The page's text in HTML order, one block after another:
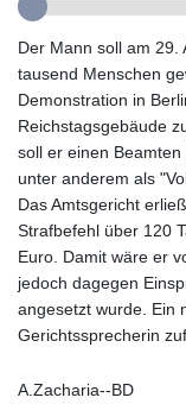
Der Mann soll am 29.
tausend Menschen
Demonstration in
Reichstagsgebäude
soll er einen
unter anderem als
Das Amtsgericht
Strafbefehl über 120
Euro. Damit wäre er
jedoch dagegen
angesetzt wurde. Ein
Gerichtssprecherin
A.Zacharia--BD